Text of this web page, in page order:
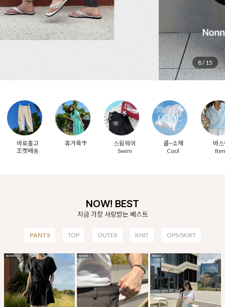
9/15
바로출고
조켓배송
휴가룩🌴
스윔웨어
Swim
쿨~소재
Cool
바
NOW! BEST
지금 가장 사랑받는 베스트
PANTS TOP OUTER KNIT OPS/SKIRT